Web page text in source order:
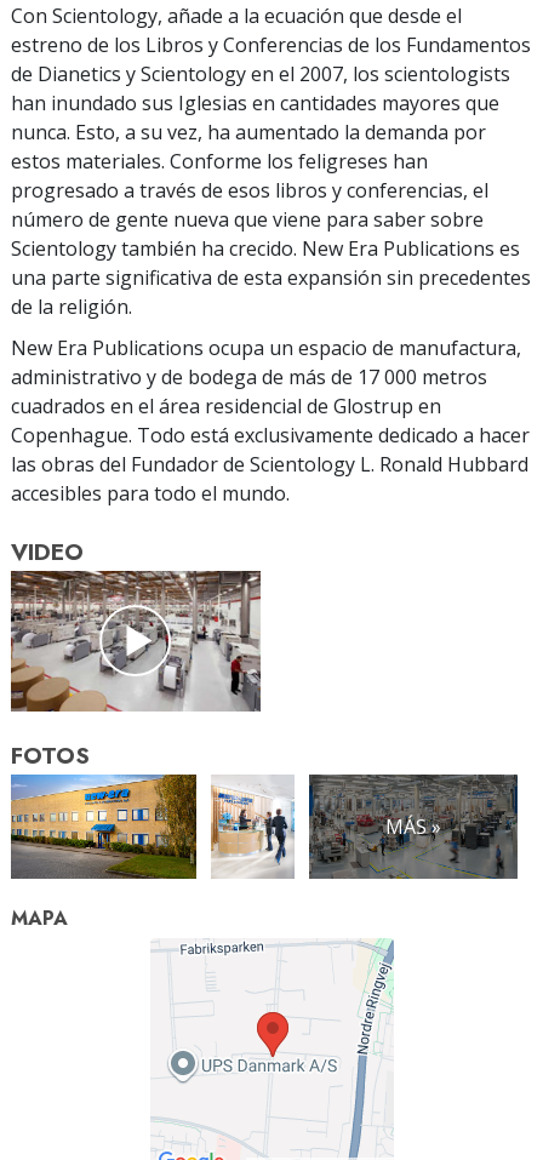
Con Scientology, añade a la ecuación que desde el
estreno de los Libros y Conferencias de los Fundamentos
de Dianetics y Scientology en el 2007, los scientologists
han inundado sus Iglesias en cantidades mayores que
nunca. Esto, a su vez, ha aumentado la demanda por
estos materiales. Conforme los feligreses han
progresado a través de esos libros y conferencias, el
número de gente nueva que viene para saber sobre
Scientology también ha crecido. New Era Publications es
una parte significativa de esta expansión sin precedentes
de la religión.
New Era Publications ocupa un espacio de manufactura,
administrativo y de bodega de más de 17 000 metros
cuadrados en el área residencial de Glostrup en
Copenhague. Todo está exclusivamente dedicado a hacer
las obras del Fundador de Scientology L. Ronald Hubbard
accesibles para todo el mundo.
VIDEO
FOTOS
MÁS »
MAPA